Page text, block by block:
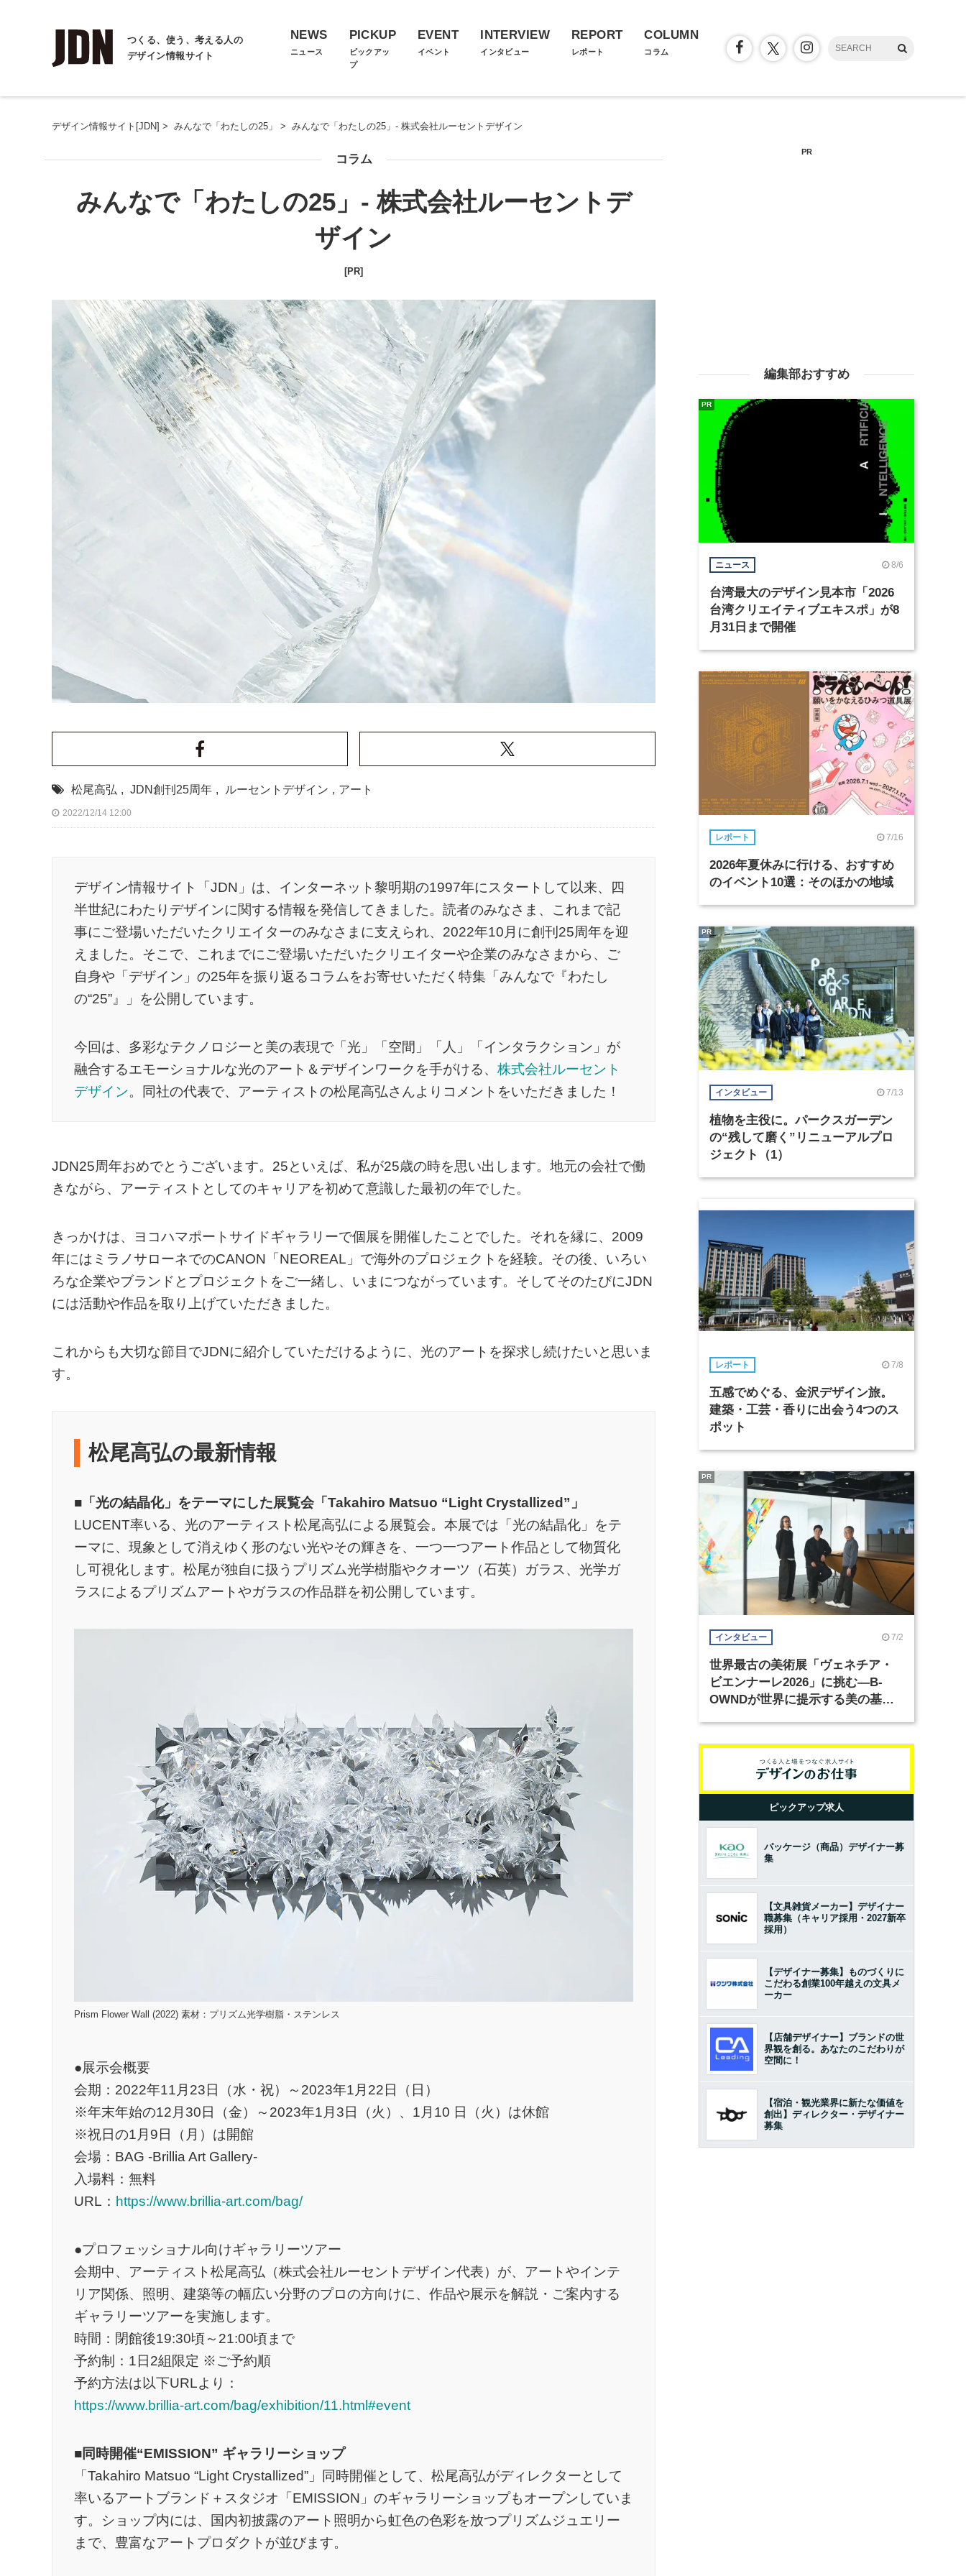
つくる、使う、考える人の
デザイン情報サイト
NEWS
ニュース
PICKUP
ピックアッ
プ
EVENT
イベント
INTERVIEW
インタビュー
REPORT
レポート
COLUMN
コラム
デザイン情報サイト[JDN] > みんなで「わたしの25」 > みんなで「わたしの25」- 株式会社ルーセントデザイン
コラム
みんなで「わたしの25」- 株式会社ルーセントデ
ザイン
[PR]
松尾高弘 , JDN創刊25周年 , ルーセントデザイン , アート
2022/12/14 12:00
デザイン情報サイト「JDN」は、インターネット黎明期の1997年にスタートして以来、四
半世紀にわたりデザインに関する情報を発信してきました。読者のみなさま、これまで記
事にご登場いただいたクリエイターのみなさまに支えられ、2022年10月に創刊25周年を迎
えました。そこで、これまでにご登場いただいたクリエイターや企業のみなさまから、ご
自身や「デザイン」の25年を振り返るコラムをお寄せいただく特集「みんなで『わたし
の“25”』」を公開しています。
今回は、多彩なテクノロジーと美の表現で「光」「空間」「人」「インタラクション」が
融合するエモーショナルな光のアート＆デザインワークを手がける、 株式会社ルーセント
デザイン。同社の代表で、アーティストの松尾高弘さんよりコメントをいただきました！
JDN25周年おめでとうございます。25といえば、私が25歳の時を思い出します。地元の会社で働
きながら、アーティストとしてのキャリアを初めて意識した最初の年でした。
きっかけは、ヨコハマポートサイドギャラリーで個展を開催したことでした。それを縁に、2009
年にはミラノサローネでのCANON「NEOREAL」で海外のプロジェクトを経験。その後、いろい
ろな企業やブランドとプロジェクトをご一緒し、いまにつながっています。そしてそのたびにJDN
には活動や作品を取り上げていただきました。
これからも大切な節目でJDNに紹介していただけるように、光のアートを探求し続けたいと思いま
す。
松尾高弘の最新情報
■「光の結晶化」をテーマにした展覧会「Takahiro Matsuo “Light Crystallized”」
LUCENT率いる、光のアーティスト松尾高弘による展覧会。本展では「光の結晶化」をテ
ーマに、現象として消えゆく形のない光やその輝きを、一つ一つアート作品として物質化
し可視化します。松尾が独自に扱うプリズム光学樹脂やクオーツ（石英）ガラス、光学ガ
ラスによるプリズムアートやガラスの作品群を初公開しています。
Prism Flower Wall (2022) 素材：プリズム光学樹脂・ステンレス
●展示会概要
会期：2022年11月23日（水・祝）～2023年1月22日（日）
※年末年始の12月30日（金）～2023年1月3日（火）、1月10 日（火）は休館
※祝日の1月9日（月）は開館
会場：BAG -Brillia Art Gallery-
入場料：無料
URL： https://www.brillia-art.com/bag/
●プロフェッショナル向けギャラリーツアー
会期中、アーティスト松尾高弘（株式会社ルーセントデザイン代表）が、アートやインテ
リア関係、照明、建築等の幅広い分野のプロの方向けに、作品や展示を解説・ご案内する
ギャラリーツアーを実施します。
時間：閉館後19:30頃～21:00頃まで
予約制：1日2組限定 ※ご予約順
予約方法は以下URLより：
https://www.brillia-art.com/bag/exhibition/11.html#event
■同時開催“EMISSION” ギャラリーショップ
「Takahiro Matsuo “Light Crystallized”」同時開催として、松尾高弘がディレクターとして
率いるアートブランド＋スタジオ「EMISSION」のギャラリーショップもオープンしていま
す。ショップ内には、国内初披露のアート照明から虹色の色彩を放つプリズムジュエリー
まで、豊富なアートプロダクトが並びます。
PR
編集部おすすめ
ニュース 8/6
台湾最大のデザイン見本市「2026
台湾クリエイティブエキスポ」が8
月31日まで開催
PR
レポート 7/16
2026年夏休みに行ける、おすすめ
のイベント10選：そのほかの地域
インタビュー 7/13
植物を主役に。パークスガーデン
の“残して磨く”リニューアルプロ
ジェクト（1）
PR
レポート 7/8
五感でめぐる、金沢デザイン旅。
建築・工芸・香りに出会う4つのス
ポット
インタビュー 7/2
世界最古の美術展「ヴェネチア・
ビエンナーレ2026」に挑む―B-
OWNDが世界に提示する美の基準
PR
ピックアップ求人
パッケージ（商品）デザイナー募
集
【文具雑貨メーカー】デザイナー
職募集（キャリア採用・2027新卒
採用）
【デザイナー募集】ものづくりに
こだわる創業100年越えの文具メ
ーカー
【店舗デザイナー】ブランドの世
界観を創る。あなたのこだわりが
空間に！
【宿泊・観光業界に新たな価値を
創出】ディレクター・デザイナー
募集